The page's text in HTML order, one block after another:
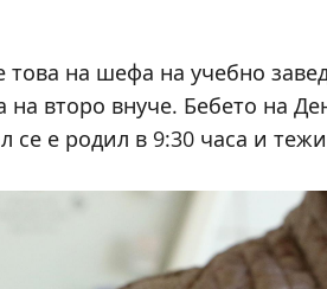
на шефа на учебно
на второ внуче. Бебето на
е родил в 9:30 часа и тежи